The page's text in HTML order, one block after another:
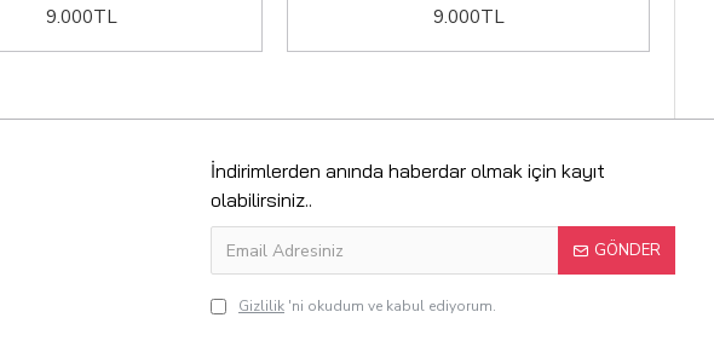
9.000TL 9.000TL
İndirimlerden anında haberdar olmak için kayıt
olabilirsiniz..
GÖNDER
Gizlilik 'ni okudum ve kabul ediyorum.